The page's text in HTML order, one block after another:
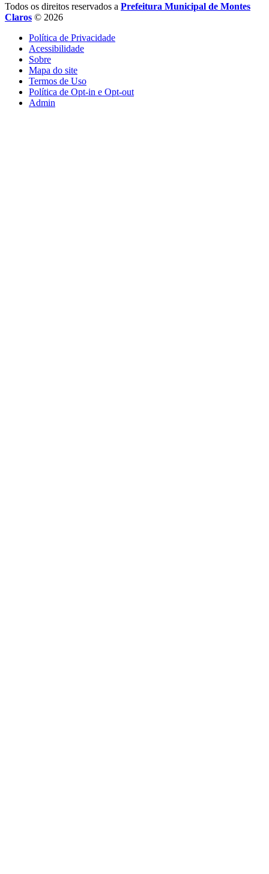
Todos os direitos reservados a Prefeitura Municipal de Montes
Claros © 2026
Política de Privacidade
Acessibilidade
Sobre
Mapa do site
Termos de Uso
Política de Opt-in e Opt-out
Admin